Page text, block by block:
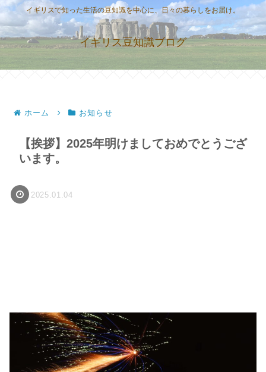
イギリスで知った生活の豆知識を中心に、日々の暮らしをお届け。
イギリス豆知識ブログ
ホーム お知らせ
【挨拶】2025年明けましておめでとうござ
います。
2025.01.04